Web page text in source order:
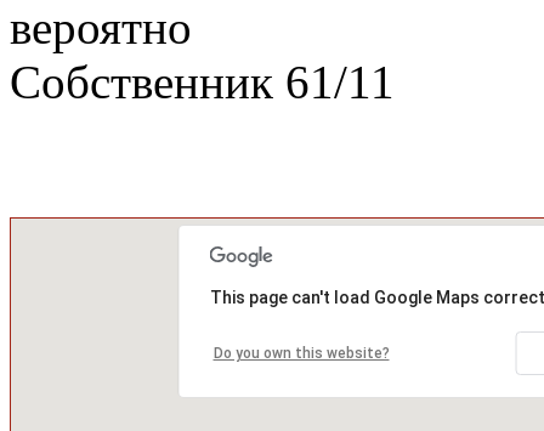
вероятно
Собственник 61/11
This page can't load Google Maps
Do you own this website?